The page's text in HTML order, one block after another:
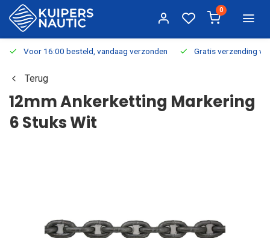
0
Voor 16:00 besteld, vandaag verzonden Gratis verzending
Terug
12mm Ankerketting Markering
6 Stuks Wit